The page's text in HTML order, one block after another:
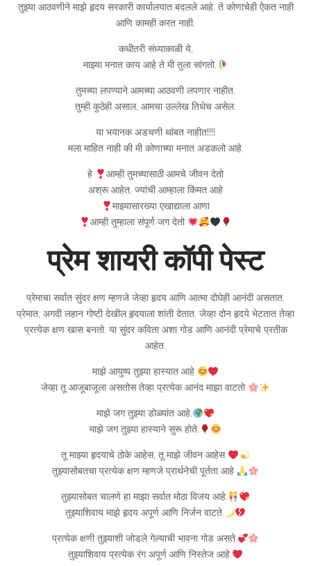
तुझ्या आठवणीने माझे हृदय सरकारी कार्यालयात बदलले आहे. ते कोणाचेही ऐकत नाही
आणि कामही करत नाही.
कधीतरी संध्याकाळी ये,
माझ्या मनात काय आहे ते मी तुला सांगतो.
तुमच्या लपण्याने आमच्या आठवणी लपणार नाहीत.
तुम्ही कुठेही असाल, आमचा उल्लेख तिथेच असेल.
या भयानक अडचणी थांबत नाहीत!!!!
मला माहित नाही की मी कोणाच्या मनात अडकलो आहे.
हे
आम्ही तुमच्यासाठी आमचे जीवन देतो
अश्रू आहेत, ज्यांची आम्हाला किंमत आहे
माझ्यासारख्या एखाद्याला आणा
आम्ही तुम्हाला संपूर्ण जग देतो
प्रेम शायरी कॉपी पेस्ट
प्रेमाचा सर्वात सुंदर क्षण म्हणजे जेव्हा हृदय आणि आत्मा दोघेही आनंदी असतात.
प्रेमात, अगदी लहान गोष्टी देखील हृदयाला शांती देतात. जेव्हा दोन हृदये भेटतात तेव्हा
प्रत्येक क्षण खास बनतो. या सुंदर कविता अशा गोड आणि आनंदी प्रेमाचे प्रतीक
आहेत.
माझे आयुष्य तुझ्या हास्यात आहे
जेव्हा तू आजूबाजूला असतोस तेव्हा प्रत्येक आनंद माझा वाटतो
माझे जग तुझ्या डोळ्यांत आहे.
माझे जग तुझ्या हास्याने सुरू होते.
तू माझ्या हृदयाचे ठोके आहेस, तू माझे जीवन आहेस
तुझ्यासोबतचा प्रत्येक क्षण म्हणजे प्रार्थनेची पूर्तता आहे
तुझ्यासोबत चालणे हा माझा सर्वात मोठा विजय आहे.
तुझ्याशिवाय माझे हृदय अपूर्ण आणि निर्जन वाटते.
प्रत्येक क्षणी तुझ्याशी जोडले गेल्याची भावना गोड असते.
तुझ्याशिवाय प्रत्येक रंग अपूर्ण आणि निस्तेज आहे.